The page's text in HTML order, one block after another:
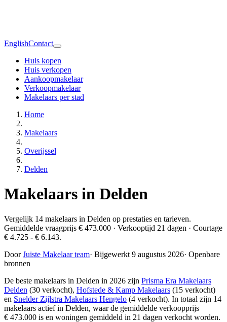
EnglishContact
Huis kopen
Huis verkopen
Aankoopmakelaar
Verkoopmakelaar
Makelaars per stad
Home
Makelaars
Overijssel
Delden
Makelaars in Delden
Vergelijk 14 makelaars in Delden op prestaties en tarieven.
Gemiddelde vraagprijs € 473.000 · Verkooptijd 21 dagen · Courtage
€ 4.725 - € 6.143.
DoorJuiste Makelaar team· Bijgewerkt 9 augustus 2026· Openbare
bronnen
De beste makelaars in Delden in 2026 zijn Prisma Era Makelaars
Delden (30 verkocht), Hofstede & Kamp Makelaars (15 verkocht)
en Snelder Zijlstra Makelaars Hengelo (4 verkocht). In totaal zijn 14
makelaars actief in Delden, waar de gemiddelde verkoopprijs
€ 473.000 is en woningen gemiddeld in 21 dagen verkocht worden.